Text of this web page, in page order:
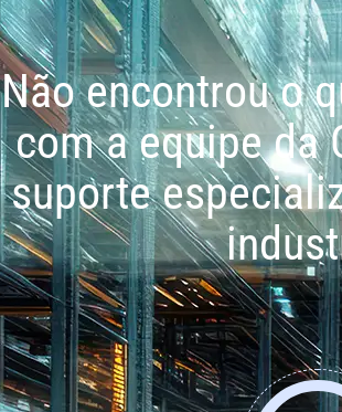
Não encontrou o
com a equipe da
suporte